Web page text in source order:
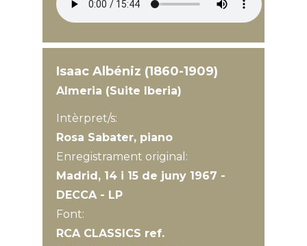
Isaac Albéniz (1860-1909)
Almeria (Suite Iberia)
Intèrpret/s:
Rosa Sabater, piano
Enregistrament original:
Madrid, 14 i 15 de juny 1967 -
DECCA - LP
Font:
RCA CLASSICS ref.